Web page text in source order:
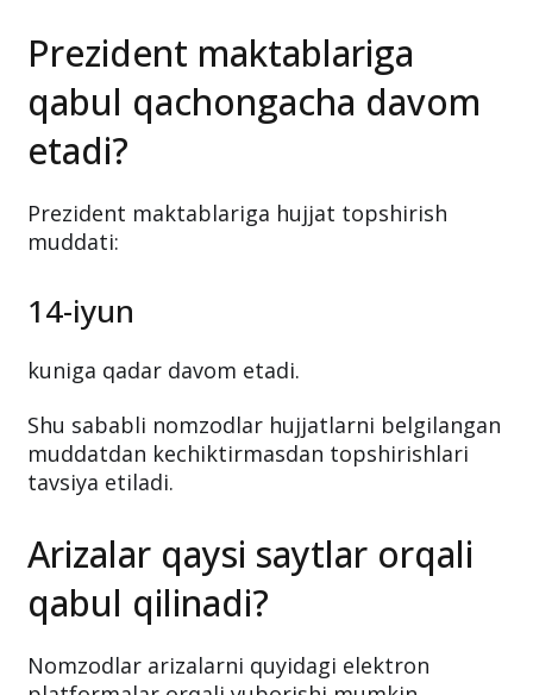
Prezident maktablariga
qabul qachongacha davom
etadi?
Prezident maktablariga hujjat topshirish
muddati:
14-iyun
kuniga qadar davom etadi.
Shu sababli nomzodlar hujjatlarni belgilangan
muddatdan kechiktirmasdan topshirishlari
tavsiya etiladi.
Arizalar qaysi saytlar orqali
qabul qilinadi?
Nomzodlar arizalarni quyidagi elektron